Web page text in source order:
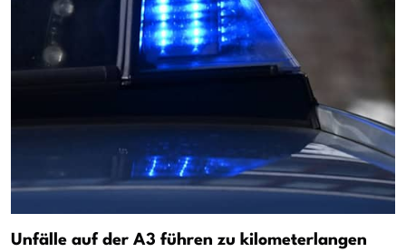
Unfälle auf der A3 führen zu kilometerlangen